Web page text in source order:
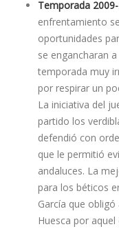
Temporada
enfrentamiento
oportunidades
se engancharan
temporada muy
por respirar un
La iniciativa del
partido los
defendió con
que le permitió
andaluces. La
para los béticos
García que
Huesca por